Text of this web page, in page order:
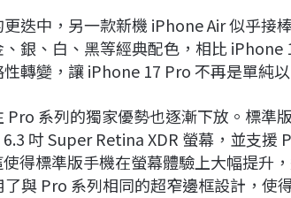
迭中，另一款新機 iPhone Air 似乎接
銀、白、黑等經典配色，相比
轉變，讓 iPhone 17 Pro 不再是單純
Pro 系列的獨家優勢也逐漸下放。標準
吋 Super Retina XDR 螢幕，並支
得標準版手機在螢幕體驗上大幅提升
與 Pro 系列相同的超窄邊框設計，使